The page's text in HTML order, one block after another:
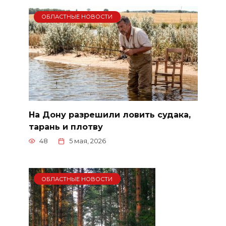
ОБЛАСТНЫЕ НОВОСТИ
На Дону разрешили ловить судака,
тарань и плотву
48 5 мая, 2026
ОБЛАСТНЫЕ НОВОСТИ